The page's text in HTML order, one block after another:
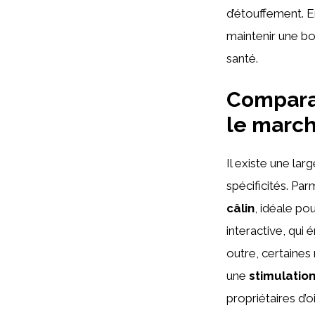
d’étouffement.
maintenir une
santé.
le
Il existe une
spécificités.
câlin, idéale
interactive, qui
outre, certaines
une
propriétaires